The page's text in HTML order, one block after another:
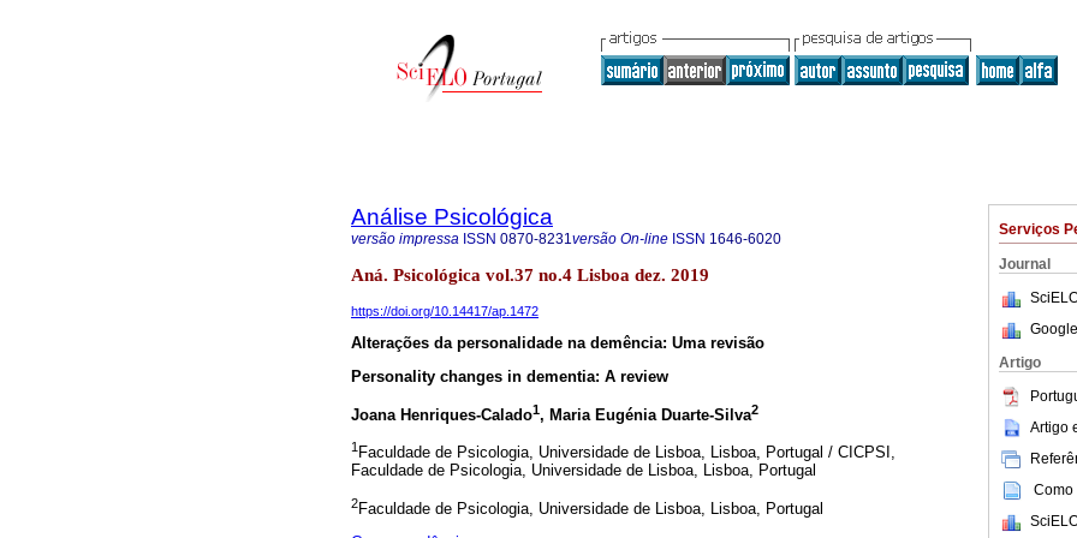
Serviços
Journal
Artigo
Artigo
Como
Análise Psicológica
versão impressa ISSN 0870-8231versão On-line ISSN 1646-6020
Aná. Psicológica vol.37 no.4 Lisboa dez. 2019
https://doi.org/10.14417/ap.1472
Alterações da personalidade na demência: Uma revisão
Personality changes in dementia: A review
Joana Henriques-Calado1, Maria Eugénia Duarte-Silva2
1 Faculdade de Psicologia, Universidade de Lisboa, Lisboa, Portugal / CICPSI,
Faculdade de Psicologia, Universidade de Lisboa, Lisboa, Portugal
2Faculdade de Psicologia, Universidade de Lisboa, Lisboa, Portugal